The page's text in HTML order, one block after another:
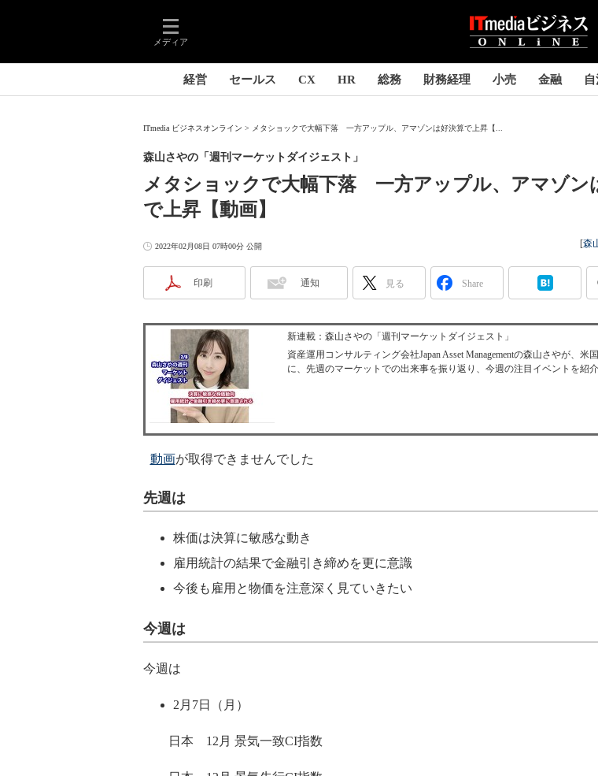
メディア
経営 セールス CX HR 総務 財務経理 小売 金融
ITmedia ビジネスオンライン メタショックで大幅下落 一方アップル、アマゾンは好決算で上昇【...
メタショックで大幅下落 一方アップル、アマゾン
で上昇【動画】
森山さやの「週刊マーケットダイジェスト」
2022年02月08日 07時00分 公開 [森
印刷 通知 見る Share
新連載：森山さやの「週刊マーケットダイジェスト」
資産運用コンサルティング会社Japan Asset Managementの森山さやが、米
に、先週のマーケットでの出来事を振り返り、今週の注目イベントを紹介
動画が取得できませんでした
先週は
株価は決算に敏感な動き
雇用統計の結果で金融引き締めを更に意識
今後も雇用と物価を注意深く見ていきたい
今週は
今週は
2月7日（月）
日本 12月 景気一致CI指数